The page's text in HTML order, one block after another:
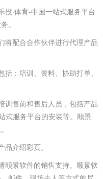
投·体育-中国一站式服务平台
。
配合合作伙伴进行代理产品
：培训、资料、协助打单、
训售前和售后人员，包括产品
式服务平台的安装等。顺景
介绍彩页。
顺景软件的销售支持。顺景软